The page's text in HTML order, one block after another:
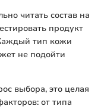
читать состав на
продукт
тип кожи
не подойти
выбора, это целая
от типа